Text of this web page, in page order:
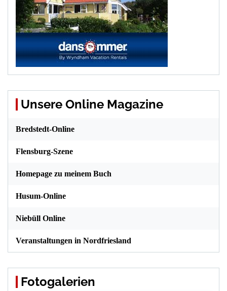
Unsere Online Magazine
Bredstedt-Online
Flensburg-Szene
Homepage zu meinem Buch
Husum-Online
Niebüll Online
Veranstaltungen in Nordfriesland
Fotogalerien